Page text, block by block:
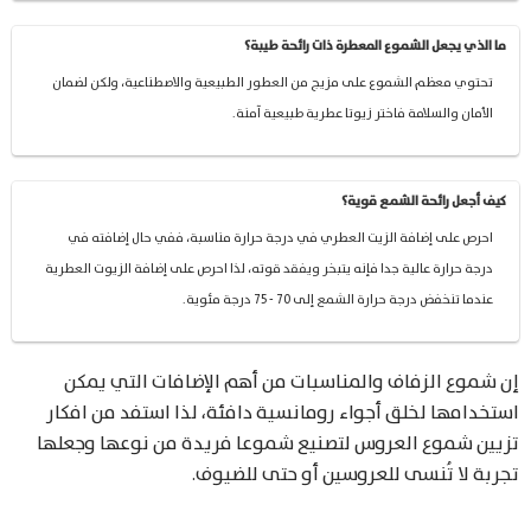
ما الذي يجعل الشموع المعطرة ذات رائحة طيبة؟
تحتوي معظم الشموع على مزيج من العطور الطبيعية والاصطناعية، ولكن لضمان
الأمان والسلامة فاختر زيوتا عطرية طبيعية آمنة.
كيف أجعل رائحة الشمع قوية؟
احرص على إضافة الزيت العطري في درجة حرارة مناسبة، ففي حال إضافته في
درجة حرارة عالية جدا فإنه يتبخر ويفقد قوته، لذا احرص على إضافة الزيوت العطرية
عندما تنخفض درجة حرارة الشمع إلى 70 - 75 درجة مئوية.
إن شموع الزفاف والمناسبات من أهم الإضافات التي يمكن
استخدامها لخلق أجواء رومانسية دافئة، لذا استفد من افكار
تزيين شموع العروس لتصنيع شموعا فريدة من نوعها وجعلها
تجربة لا تُنسى للعروسين أو حتى للضيوف.